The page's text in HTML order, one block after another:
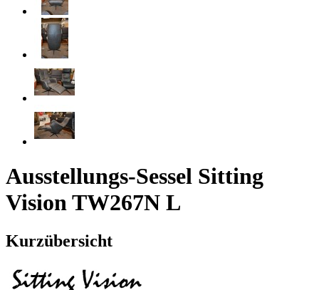
Ausstellungs-Sessel Sitting
Vision TW267N L
Kurzübersicht